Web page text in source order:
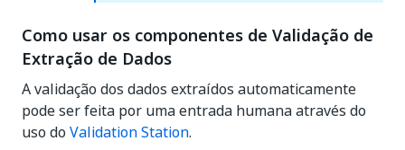
Como usar os componentes de Validação de
Extração de Dados
A validação dos dados extraídos automaticamente
pode ser feita por uma entrada humana através do
uso do Validation Station.